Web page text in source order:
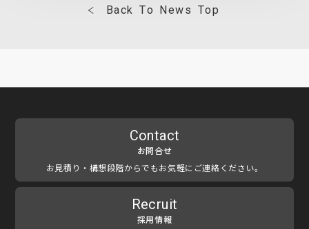
Back To News Top
Contact
お問合せ
お見積り・構想段階からでもお気軽にご連絡ください。
Recruit
採用情報